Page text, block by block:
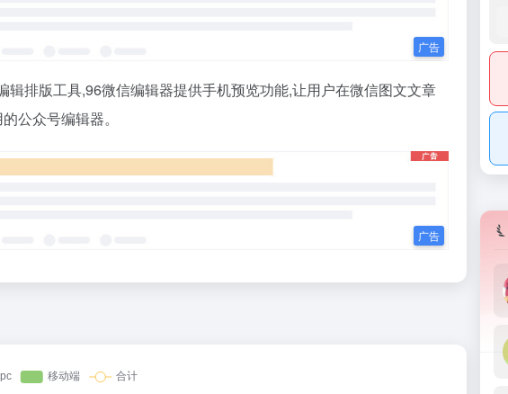
辑排版工具,96微信编辑器提供手机预览功能,让用户在微信图文文章
公众号编辑器。